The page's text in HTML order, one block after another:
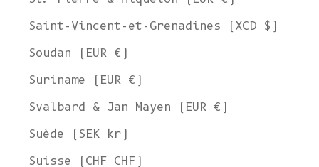
Saint-Vincent-et-Grenadines (XCD $)
Soudan (EUR €)
Suriname (EUR €)
Svalbard & Jan Mayen (EUR €)
Suède (SEK kr)
Suisse (CHF CHF)